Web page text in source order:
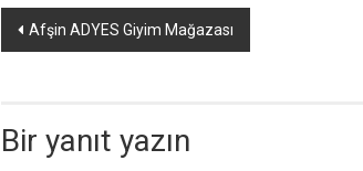
Yazı
Afşin ADYES Giyim Mağazası
Bir yanıt yazın